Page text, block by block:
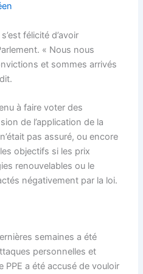
félicité d’avoir
« Nous nous
et sommes arrivés
à faire voter des
de l’application de la
pas assuré, ou encore
objectifs si les prix
renouvelables ou le
négativement par la loi.
semaines a été
personnelles et
PPE a été accusé de vouloir